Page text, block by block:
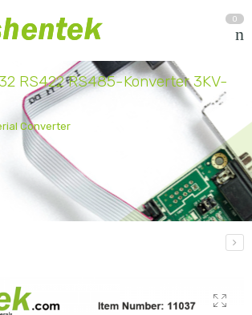
0
RS422 RS485-Konverter 3KV-
Converter